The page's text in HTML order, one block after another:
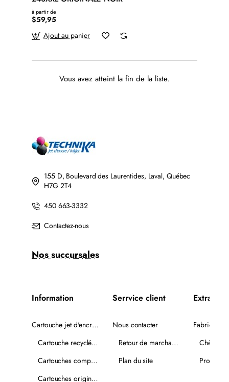
à partir de
$59,95
Ajout au panier
Vous avez atteint la fin de la liste.
155 D, Boulevard des Laurentides, Laval, Québec
H7G 2T4
450 663-3332
Contactez-nous
Nos succursales
Information
Cartouche jet d'encre recyclée
Cartouche recyclée PLUS
Cartouches compatibles
Cartouches originales
Serrvice client
Nous contacter
Retour de marchandise
Plan du site
Extra
Fabricants